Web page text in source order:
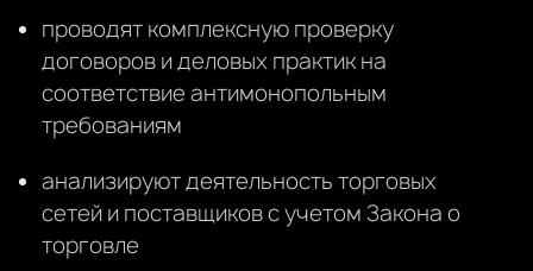
проводят комплексную проверку
договоров и деловых практик на
соответствие антимонопольным
требованиям
анализируют деятельность торговых
сетей и поставщиков с учетом Закона о
торговле